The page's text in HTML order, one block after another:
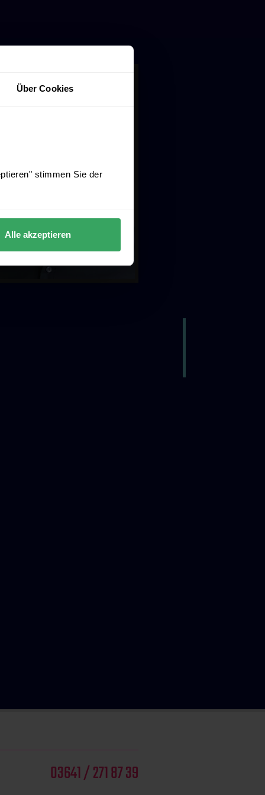
Über Cookies
stimmen Sie der
Alle akzeptieren
03641 / 271 87 39